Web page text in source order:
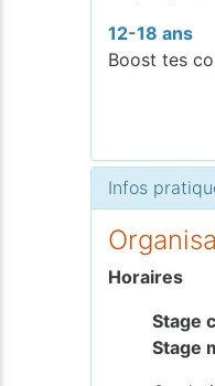
12-18 ans
Boost tes
Infos
Horaires
Stage
Stage